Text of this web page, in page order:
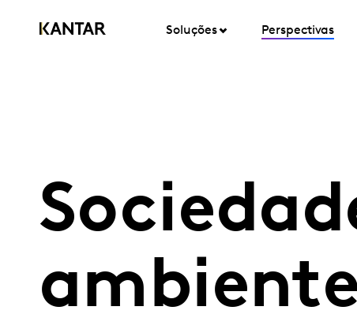
Soluções Perspectivas